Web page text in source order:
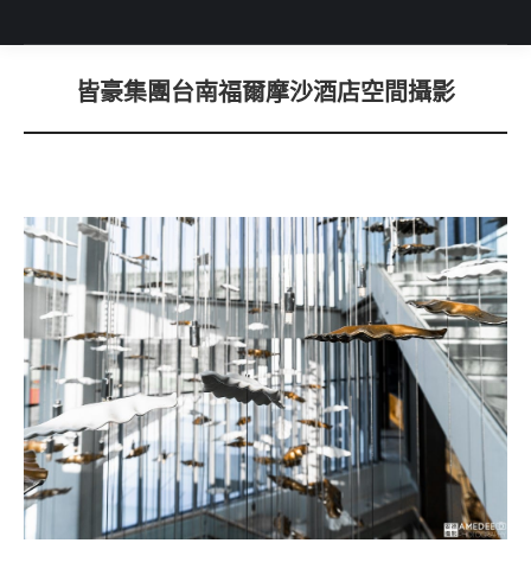
You are here:
皆豪集團台南福爾摩沙酒店空間攝影